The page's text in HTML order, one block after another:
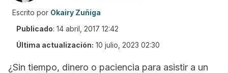
Escrito por Okairy Zuñiga
Publicado: 14 abril, 2017 12:42
Última actualización: 10 julio, 2023 02:30
¿Sin tiempo, dinero o paciencia para asistir a un